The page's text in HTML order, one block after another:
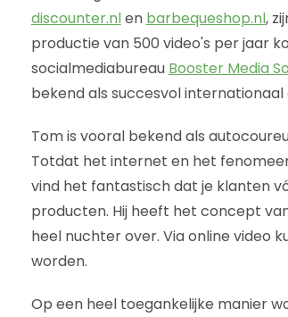
discounter.nlen barbequeshop.nl,
productie van 500 video's per jaar
socialmediabureau Booster Media
bekend als succesvol
Tom is vooral bekend als
Totdat het internet en het
vind het fantastisch dat je klanten
producten. Hij heeft het concept
heel nuchter over. Via online video
worden.
Op een heel toegankelijke manier